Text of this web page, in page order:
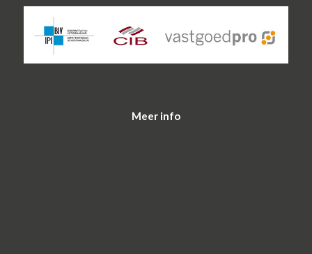
Meer info